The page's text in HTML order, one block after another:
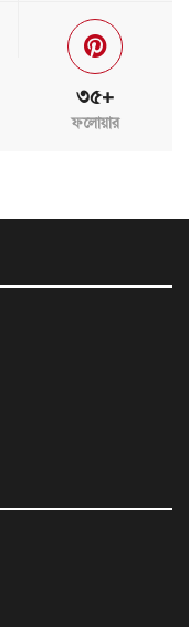
৩৫+
ফলোয়ার